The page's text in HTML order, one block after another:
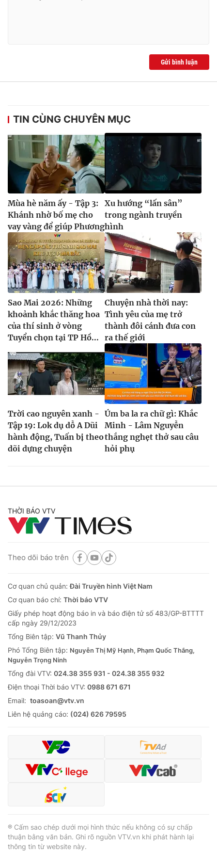
Gửi bình luận
TIN CÙNG CHUYÊN MỤC
Mùa hè năm ấy - Tập 3:
Khánh nhờ bố mẹ cho
vay vàng để giúp Phương
Xu hướng “lấn sân”
trong ngành truyền
hình
Sao Mai 2026: Những
khoảnh khắc thăng hoa
của thí sinh ở vòng
Tuyển chọn tại TP Hồ...
Chuyện nhà thời nay:
Tình yêu của mẹ trở
thành đôi cánh đưa con
ra thế giới
Trời cao nguyên xanh -
Tập 19: Lok dụ dỗ A Dũi
hành động, Tuấn bị theo
dõi dựng chuyện
Úm ba la ra chữ gì: Khắc
Minh - Lâm Nguyễn
thắng nghẹt thở sau câu
hỏi phụ
THỜI BÁO VTV
Theo dõi báo trên
Cơ quan chủ quản:Đài Truyền hình Việt Nam
Cơ quan báo chí: Thời báo VTV
Giấy phép hoạt động báo in và báo điện tử số 483/GP-BTTTT
cấp ngày 29/12/2023
Tổng Biên tập: Vũ Thanh Thủy
Phó Tổng Biên tập: Nguyễn Thị Mỹ Hạnh, Phạm Quốc Thắng,
Nguyễn Trọng Ninh
Tổng đài VTV: 024.38 355 931 - 024.38 355 932
Ðiện thoại Thời báo VTV: 0988 671 671
Email: toasoan@vtv.vn
Liên hệ quảng cáo: (024) 626 79595
® Cấm sao chép dưới mọi hình thức nếu không có sự chấp
thuận bằng văn bản. Ghi rõ nguồn VTV.vn khi phát hành lại
thông tin từ website này.